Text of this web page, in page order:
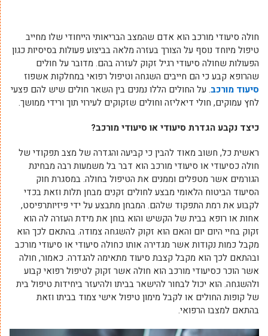
חולה סיעודי מורכב הוא אדם שהמצב הבריאותי הייחודי שלו מחייב
טיפול מיוחד נוסף על הצורך בעזרה מלאה בביצוע פעולות בסיסיות כגון
הפעולות שחולה סיעודי רגיל זקוק לעזרה בהם. מדובר על חולים
שהרופא קבע כי הם חייבים השגחה וטיפול רפואי במחלקות אשפוז
סיעוד מורכב. על החולים הללו נמנים בין השאר חולים שיש להם פצעי
לחץ עמוקים, חולי דיאליזה וחולים שזקוקים לעירוי תוך ורידי ממושך.
כיצד נקבע הגדרת סיעודי או סיעודי מורכב?
ראשית כל, חשוב מאוד להבין כי קביעה והגדרה של מצב תפקודי של
חולה כסיעודי או סיעודי מורכב הוא דבר בל משמעות רבה מבחינת
הגורמים אשר מטפלים וממנים את הטיפול בחולה. במסגרת חוק
הסיעוד הביטוח הלאומי מבצע לחולים זקנים מבחן תלות וזאת בכדי
לקבוע את רמת התפקוד שלהם. המבחן מתבצע על ידי פיזיותרפיסט,
אחות או רופא בבית של הקשיש והוא בוחן את מידת העזרה לה הוא
זקוק בחיי היום יום והאם הוא זקוק להשגחה צמודה. בהתאם לכך הוא
מקבל כמות נקודות אשר מגדירה אותו כחולה סיעודי או סיעודי מורכב
ובהתאם לכך הוא מקבל קצבת סיעוד מתאימה להגדרה. כאמור, חולה
אשר הוכר כסיעודי מורכב הוא חולה אשר זקוק לטיפול רפואי קבוע
ולהשגחה. הוא יכול לבחור להישאר בביתו ולהיעזר ביחידות טיפול בית
של קופות החולים או לקבל מימון טיפול אישי צמוד בביתו וזאת
בהתאם למצבו הרפואי.